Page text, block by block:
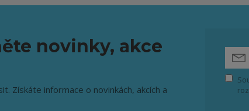
novinky, akce
Získáte informace o novinkách, akcích a